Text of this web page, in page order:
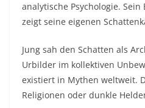
analytische Psychologie. Sein
zeigt seine eigenen
Jung sah den Schatten als
Urbilder im kollektiven
existiert in Mythen weltweit.
Religionen oder dunkle